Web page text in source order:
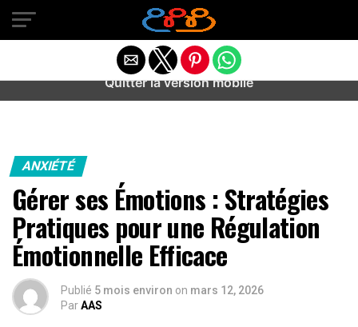
Warning
: preg_match(): Unknown modifier '/' in
/home/u589487443/domains/aideanxietestress.fr/
content/plugins/idev-post-views/includes/class-bots.php
ANXIÉTÉ
Gérer ses Émotions : Stratégies
Pratiques pour une Régulation
Émotionnelle Efficace
Publié 5 mois environ on mars 12, 2026
ParAAS
Quitter la version mobile